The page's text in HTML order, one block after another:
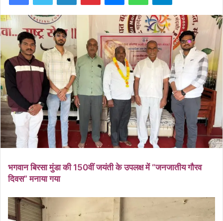
भगवान बिरसा मुंडा की 150वीं जयंती के उपलक्ष में “जनजातीय गौरव
दिवस” मनाया गया